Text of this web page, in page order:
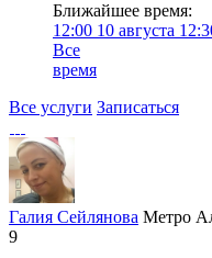
Ближайшее время:
12:00 10 августа
Все
время
Все услуги Записаться
Галия Сейлянова Метро
9